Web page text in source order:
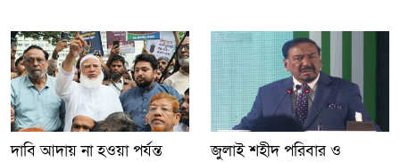
দাবি আদায় না হওয়া পর্যন্ত
জুলাই শহীদ পরিবার ও